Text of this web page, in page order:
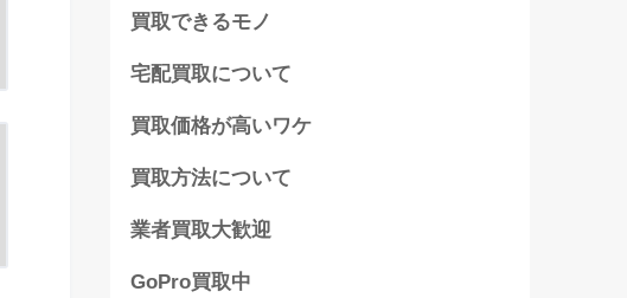
買取できるモノ
宅配買取について
買取価格が高いワケ
買取方法について
業者買取大歓迎
GoPro買取中